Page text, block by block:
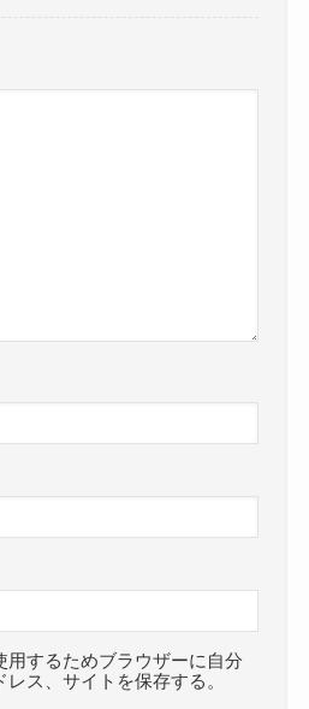
用するためブラウザーに自分
ス、サイトを保存する。